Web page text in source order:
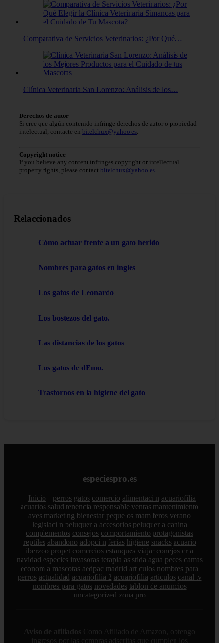
Comparativa de Servicios Veterinarios: ¿Por Qué…
Clínica Veterinaria San Lorenzo: Análisis de los…
Derechos de autor
Si cree que algún contenido infringe derechos de autor o propiedad
intelectual, contacte en bitelchux@yahoo.es.
Copyright notice
If you believe any content infringes copyright or intellectual
property rights, please contact bitelchux@yahoo.es.
Relaccionados
Cómo actuar frente a un gato herido
Nombres para gatos en inglés
Los gatos de Leonardo
Los bostezos del gato.
Las distancias de los gatos
Los gatos de dEmo.
Trastornos en la higiene del gato
especiespro.es
Inicio perros gatos comercio alimentaci n acuariofilia
acuarios salud tenencia responsable ventas mantenimiento
aves marketing bienestar peque os mam feros verano
legislaci n peluquer a accesorios peluquer a canina
complementos consejos comportamiento protagonistas
reptiles abandono adopci n ferias higiene snacks acuario
iberzoo propet comercios estanques viajar conejos cr a
navidad especies invasoras terapia asistida agua peces camas
econom a mascotas aedpac madrid art culos nombres para
perros actualidad acuariofilia 2 acuariofilia articulos canal tv
nombres para gatos novedades tablon de anuncios
uncategorized zona pro
Aviso de afiliados Como Afiliado de Amazon, obtengo
ingresos por las compras adscritas que cumplen los